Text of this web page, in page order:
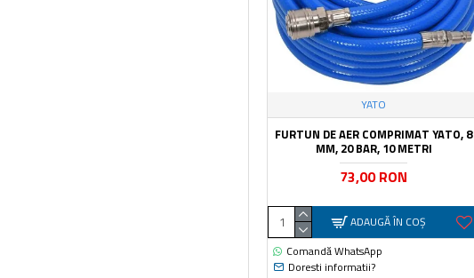
YATO
FURTUN DE AER COMPRIMAT YATO, 8
MM, 20 BAR, 10 METRI
73,00 RON
ADAUGĂ ÎN COŞ
Comandă WhatsApp
Doresti informatii?